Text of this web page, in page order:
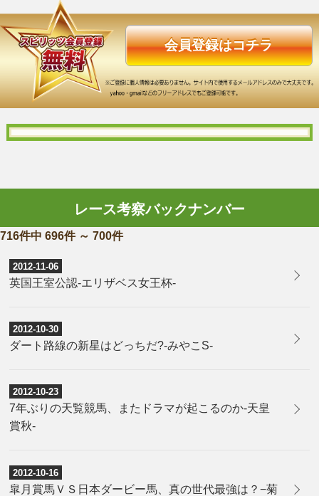
会員登録はコチラ
レース考察バックナンバー
716件中 696件 ～ 700件
2012-11-06
英国王室公認-エリザベス女王杯-
2012-10-30
ダート路線の新星はどっちだ?-みやこS-
2012-10-23
7年ぶりの天覧競馬、またドラマが起こるのか-天皇
賞秋-
2012-10-16
皐月賞馬ＶＳ日本ダービー馬、真の世代最強は？−菊